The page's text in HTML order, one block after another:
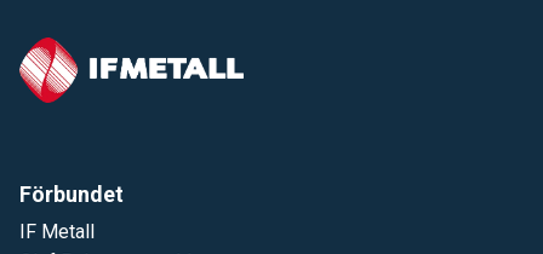
Förbundet
IF Metall